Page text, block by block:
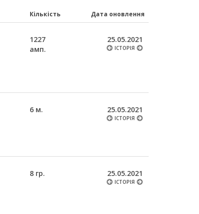
Кількість Дата оновлення
1227
амп.
25.05.2021
ІСТОРІЯ
6 м. 25.05.2021
ІСТОРІЯ
8 гр. 25.05.2021
ІСТОРІЯ